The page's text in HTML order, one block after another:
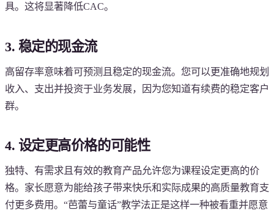
具。这将显著降低CAC。
3. 稳定的现金流
高留存率意味着可预测且稳定的现金流。您可以更准确地规划
收入、支出并投资于业务发展，因为您知道有续费的稳定客户
群。
4. 设定更高价格的可能性
独特、有需求且有效的教育产品允许您为课程设定更高的价
格。家长愿意为能给孩子带来快乐和实际成果的高质量教育支
付更多费用。“芭蕾与童话”教学法正是这样一种被看重并愿意